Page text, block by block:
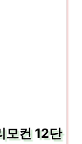
모컨 12단